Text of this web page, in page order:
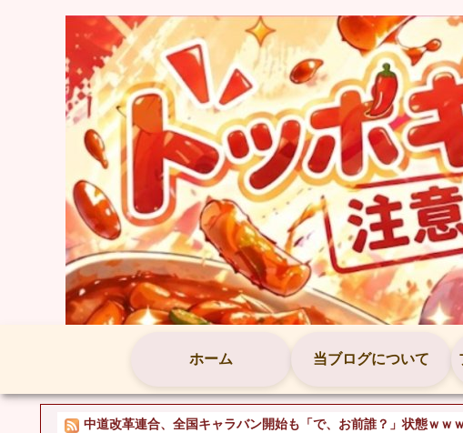
ホーム 当ブログについて
中道改革連合、全国キャラバン開始も「で、お前誰？」状態ｗｗ